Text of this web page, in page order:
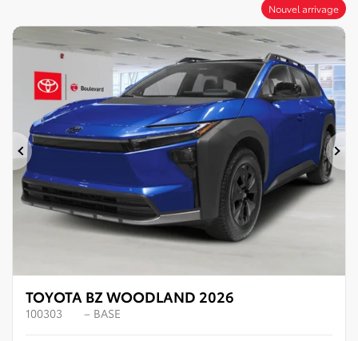
Nouvel arrivage
Précédent
TOYOTA BZ WOODLAND 2026
100303 – BASE